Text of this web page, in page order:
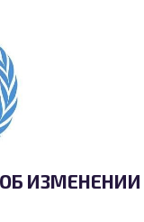
ИЗМЕНЕНИИ